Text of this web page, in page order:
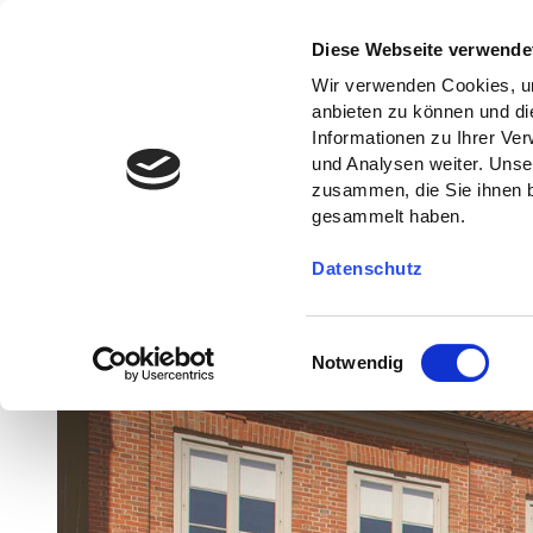
Diese Webseite
Wir verwenden Cookies,
anbieten zu können und
Informationen zu Ihrer
und Analysen weiter.
zusammen, die Sie ihnen
gesammelt haben.
Datenschutz
i
w
i
l
l
Notwendig